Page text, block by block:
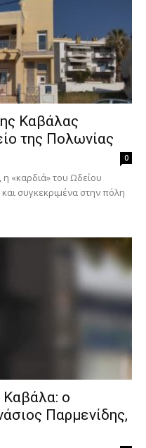
Καβάλας
της Πολωνίας
0
η «καρδιά» του Ωδείου
συγκεκριμένα στην πόλη
Καβάλα: ο
Παρμενίδης,